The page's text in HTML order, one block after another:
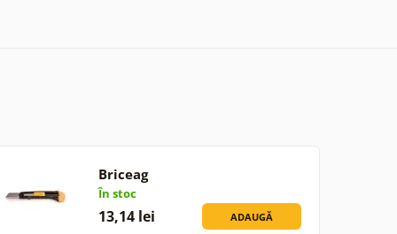
Briceag
În stoc
13,14 lei ADAUGĂ